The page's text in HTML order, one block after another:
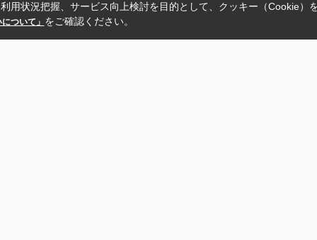
用状況把握、サービス向上検討を目的として、クッキー（Cookie）
ついて」 をご確認ください。